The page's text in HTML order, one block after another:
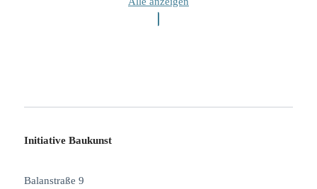
Initiative Baukunst
Balanstraße 9